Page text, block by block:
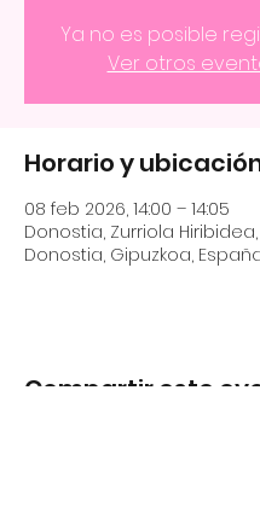
Ya no es posible
Ver otros
Horario y
08 feb 2026, 14:00 – 14:05
Donostia, Zurriola Hiribidea,
Donostia, Gipuzkoa,
Compartir este